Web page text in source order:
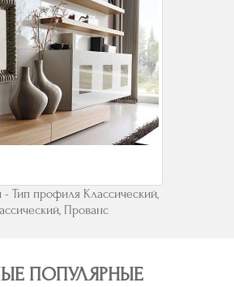
Тип профиля Классический,
Прованс
ПОПУЛЯРНЫЕ